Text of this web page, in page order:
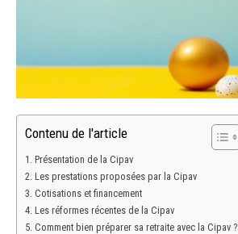
Contenu de l'article
Présentation de la Cipav
Les prestations proposées par la Cipav
Cotisations et financement
Les réformes récentes de la Cipav
Comment bien préparer sa retraite avec la Cipav ?